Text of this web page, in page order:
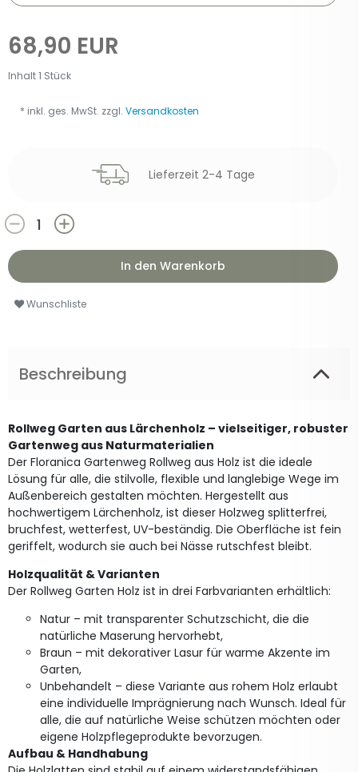
68,90 EUR
Inhalt1 Stück
Lieferzeit 2-4 Tage
In den Warenkorb
Wunschliste
* inkl. ges. MwSt. zzgl. Versandkosten
Beschreibung
Rollweg Garten aus Lärchenholz – vielseitiger, robuster
Gartenweg aus Naturmaterialien
Der Floranica Gartenweg Rollweg aus Holz ist die ideale
Lösung für alle, die stilvolle, flexible und langlebige Wege im
Außenbereich gestalten möchten. Hergestellt aus
hochwertigem Lärchenholz, ist dieser Holzweg splitterfrei,
bruchfest, wetterfest, UV-beständig. Die Oberfläche ist fein
geriffelt, wodurch sie auch bei Nässe rutschfest bleibt.
Holzqualität & Varianten
Der Rollweg Garten Holz ist in drei Farbvarianten erhältlich:
Natur – mit transparenter Schutzschicht, die die
natürliche Maserung hervorhebt,
Braun – mit dekorativer Lasur für warme Akzente im
Garten,
Unbehandelt – diese Variante aus rohem Holz erlaubt
eine individuelle Imprägnierung nach Wunsch. Ideal für
alle, die auf natürliche Weise schützen möchten oder
eigene Holzpflegeprodukte bevorzugen.
Aufbau & Handhabung